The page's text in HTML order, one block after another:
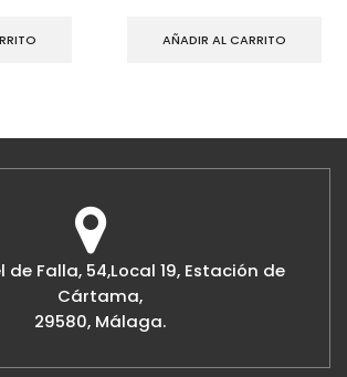
AÑADIR AL CARRITO
de Falla, 54,Local 19, Estación de
Cártama,
29580, Málaga.